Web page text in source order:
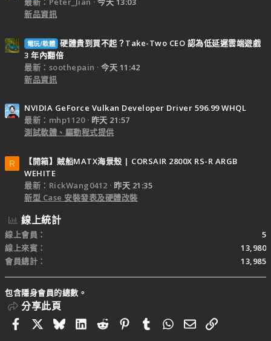
新品資訊
電玩/軟體 硬體貴到買不起？Take-Two CEO 認為低延遲雲端遊戲
3 年內翻倍
最新：soothepain
今天 11:42
新品資訊
NVIDIA GeForce Vulkan Developer Driver 596.99 WHQL
最新：mhp1120
昨天 21:57
測試軟體、驅動程式提供
R
【開箱】賊船MATX海景殼 | CORSAIR 2800X RS-R ARGB
WEHITE
最新：RickWang0412
昨天 21:35
新型 Case 安裝發表及硬體改裝
線上統計
線上會員
5
線上來賓
13,980
會員總計
13,985
包含隱身會員的總數。
分享此頁
FacebookBlueskyLinkedIn
RedditPinterestTumblrWhatsApp
電子郵件
連結